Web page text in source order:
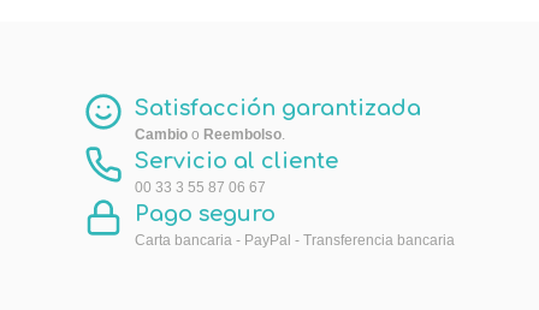
Satisfacción garantizada
Cambio o Reembolso.
Servicio al cliente
00 33 3 55 87 06 67
Pago seguro
Carta bancaria - PayPal - Transferencia bancaria